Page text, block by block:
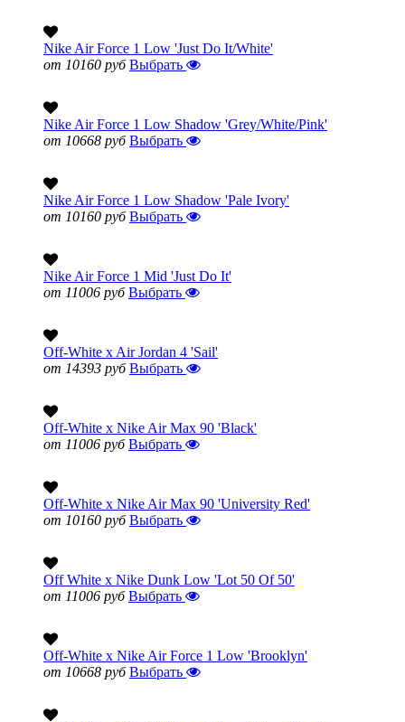
Nike Air Force 1 Low 'Just Do It/White'
от 10160 руб Выбрать
Nike Air Force 1 Low Shadow 'Grey/White/Pink'
от 10668 руб Выбрать
Nike Air Force 1 Low Shadow 'Pale Ivory'
от 10160 руб Выбрать
Nike Air Force 1 Mid 'Just Do It'
от 11006 руб Выбрать
Off-White x Air Jordan 4 'Sail'
от 14393 руб Выбрать
Off-White x Nike Air Max 90 'Black'
от 11006 руб Выбрать
Off-White x Nike Air Max 90 'University Red'
от 10160 руб Выбрать
Off White x Nike Dunk Low 'Lot 50 Of 50'
от 11006 руб Выбрать
Off-White x Nike Air Force 1 Low 'Brooklyn'
от 10668 руб Выбрать